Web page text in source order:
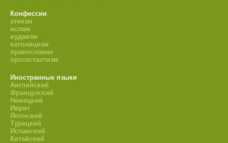
Конфессии
атеизм
ислам
иудаизм
католицизм
православие
протестантизм
Иностранные языки
Английский
Французский
Немецкий
Иврит
Японский
Турецкий
Испанский
Китайский